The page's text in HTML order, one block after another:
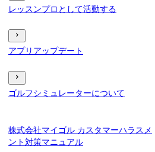
レッスンプロとして活動する
アプリアップデート
ゴルフシミュレーターについて
株式会社マイゴル カスタマーハラスメ
ント対策マニュアル